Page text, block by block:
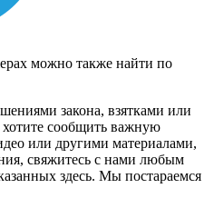
можно также найти по
закона, взятками или
хотите сообщить важную
или другими материалами,
свяжитесь с нами любым
здесь. Мы постараемся